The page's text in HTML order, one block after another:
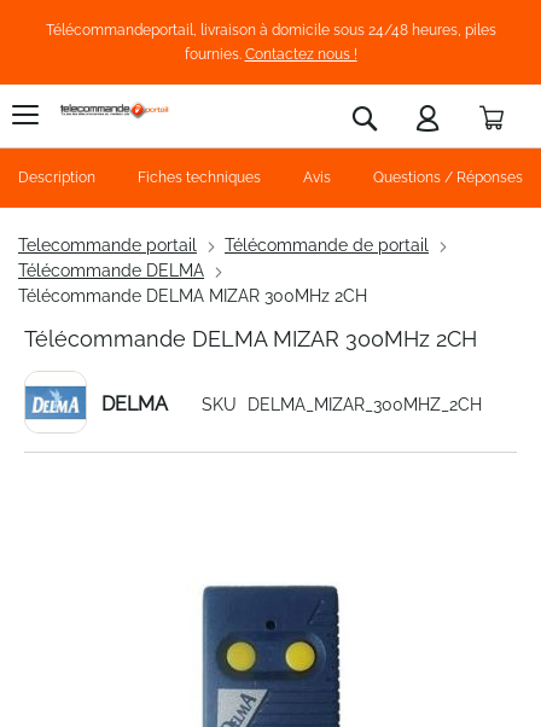
Télécommandeportail, livraison à domicile sous 24/48 heures, piles
fournies. Contactez nous !
Rechercher
Telecommande portail
Télécommande de portail
Télécommande DELMA
Télécommande DELMA MIZAR 300MHz 2CH
Télécommande DELMA MIZAR 300MHz 2CH
DELMA SKU DELMA_MIZAR_300MHZ_2CH
Description Fiches techniques Avis Questions / Réponses